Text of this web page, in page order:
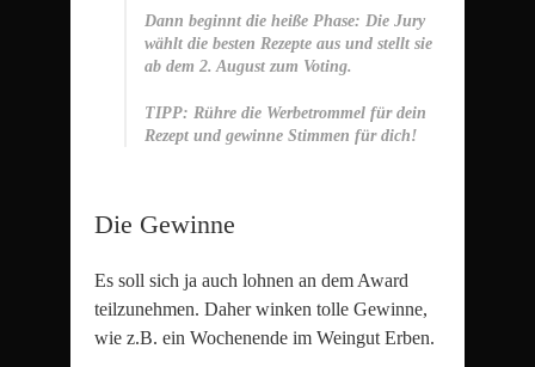
Dann beginnt die heiße Phase: Die Jury
wählt die besten Rezepte aus und stellt sie
ab dem 2. August zum Voting.
TIPP: Rühre die Werbetrommel für dein
Rezept und gewinne Stimmen für dich!
Die Gewinne
Es soll sich ja auch lohnen an dem Award
teilzunehmen. Daher winken tolle Gewinne,
wie z.B. ein Wochenende im Weingut Erben.